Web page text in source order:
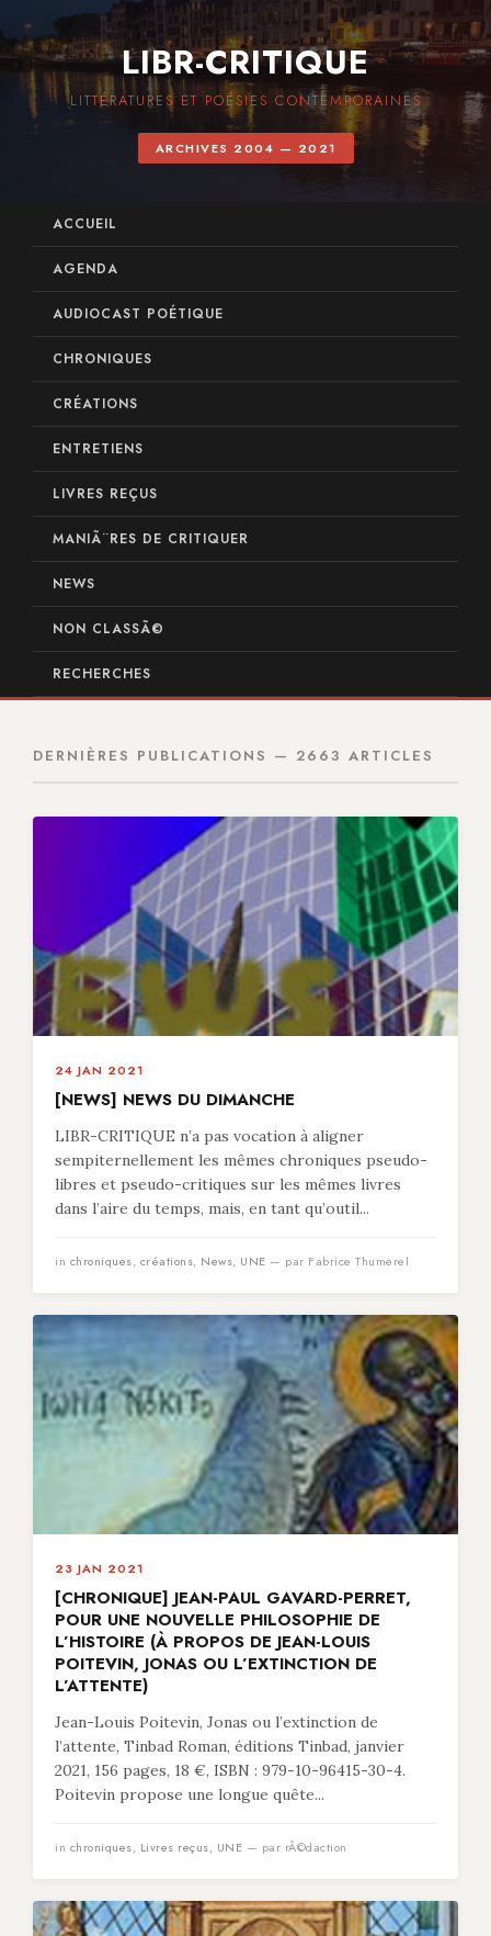
LIBR-CRITIQUE
LITTÉRATURES ET POÉSIES CONTEMPORAINES
ARCHIVES 2004 — 2021
ACCUEIL
AGENDA
AUDIOCAST POÉTIQUE
CHRONIQUES
CRÉATIONS
ENTRETIENS
LIVRES REÇUS
MANIÃ¨RES DE CRITIQUER
NEWS
NON CLASSÃ©
RECHERCHES
DERNIÈRES PUBLICATIONS — 2663 ARTICLES
24 JAN 2021
[NEWS] NEWS DU DIMANCHE
LIBR-CRITIQUE n’a pas vocation à aligner
sempiternellement les mêmes chroniques pseudo-
libres et pseudo-critiques sur les mêmes livres
dans l’aire du temps, mais, en tant qu’outil...
in chroniques, créations, News, UNE — par Fabrice Thumerel
23 JAN 2021
[CHRONIQUE] JEAN-PAUL GAVARD-PERRET,
POUR UNE NOUVELLE PHILOSOPHIE DE
L’HISTOIRE (À PROPOS DE JEAN-LOUIS
POITEVIN, JONAS OU L’EXTINCTION DE
L’ATTENTE)
Jean-Louis Poitevin, Jonas ou l’extinction de
l’attente, Tinbad Roman, éditions Tinbad, janvier
2021, 156 pages, 18 €, ISBN : 979-10-96415-30-4.
Poitevin propose une longue quête...
in chroniques, Livres reçus, UNE — par rÃ©daction